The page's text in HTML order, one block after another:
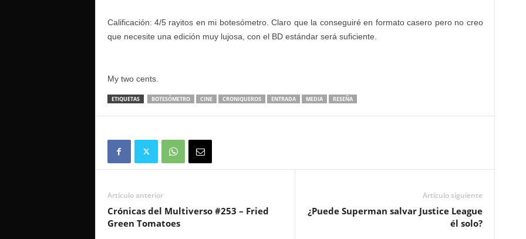
Calificación: 4/5 rayitos en mi botesómetro. Claro que la conseguiré en formato casero pero no creo
que necesite una edición muy lujosa, con el BD estándar será suficiente.
My two cents.
ETIQUETAS BOTESÓMETRO CINE CRONIQUEROS ENTRADA MEDIA RESEÑA
Artículo anterior
Crónicas del Multiverso #253 – Fried
Green Tomatoes
Artículo siguiente
¿Puede Superman salvar Justice League
él solo?